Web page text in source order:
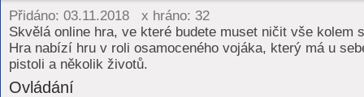
Přidáno: 03.11.2018 x hráno: 32
Skvělá online hra, ve které budete muset ničit vše kolem
Hra nabízí hru v roli osamoceného vojáka, který má u
pistoli a několik životů.
Ovládání